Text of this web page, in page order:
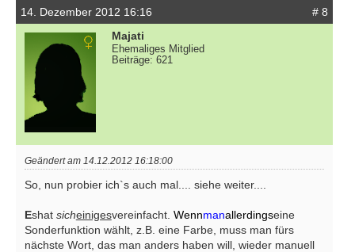
14. Dezember 2012 16:16
# 8
Majati
Ehemaliges Mitglied
Beiträge: 621
Geändert am 14.12.2012 16:18:00
So, nun probier ich`s auch mal.... siehe weiter....
Eshat sicheinigesvereinfacht. Wennmanallerdingseine
Sonderfunktion wählt, z.B. eine Farbe, muss man fürs
nächste Wort, das man anders haben will, wieder manuell